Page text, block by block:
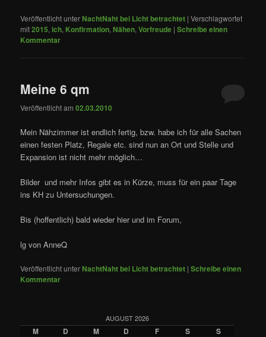
Veröffentlicht unterNachtNaht bei Licht betrachtet |Verschlagwortet
mit2015,ich, Konfirmation,Nähen,Vorfreude |Schreibe einen
Kommentar
Meine 6 qm
Veröffentlicht am02.03.2010
Mein Nähzimmer ist endlich fertig, bzw. habe ich für alle Sachen
einen festen Platz, Regale etc. sind nun an Ort und Stelle und
Expansion ist nicht mehr möglich…
Bilder und mehr Infos gibt es in Kürze, muss für ein paar Tage
ins KH zu Untersuchungen.
Bis (hoffentlich) bald wieder hier und im Forum,
lg von AnneQ
Veröffentlicht unterNachtNaht bei Licht betrachtet |Schreibe einen
Kommentar
AUGUST 2026
M D M D F S S